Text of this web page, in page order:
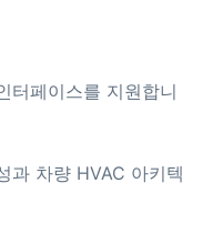
터페이스를 지원합니
과 차량 HVAC 아키텍